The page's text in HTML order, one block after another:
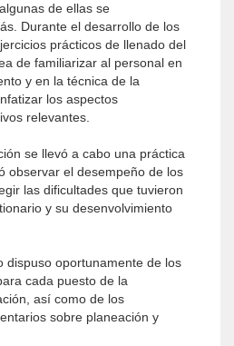
de ellas se
Durante el desarrollo de los
prácticos de llenado del
de familiarizar al personal en
y en la técnica de la
los aspectos
relevantes.
se llevó a cabo una práctica
observar el desempeño de los
las dificultades que tuvieron
y su desenvolvimiento
dispuso oportunamente de los
cada puesto de la
así como de los
sobre planeación y